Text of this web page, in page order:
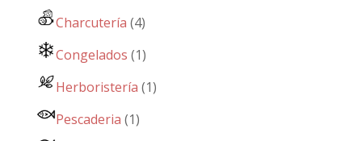
Charcutería (4)
Congelados (1)
Herboristería (1)
Pescaderia (1)